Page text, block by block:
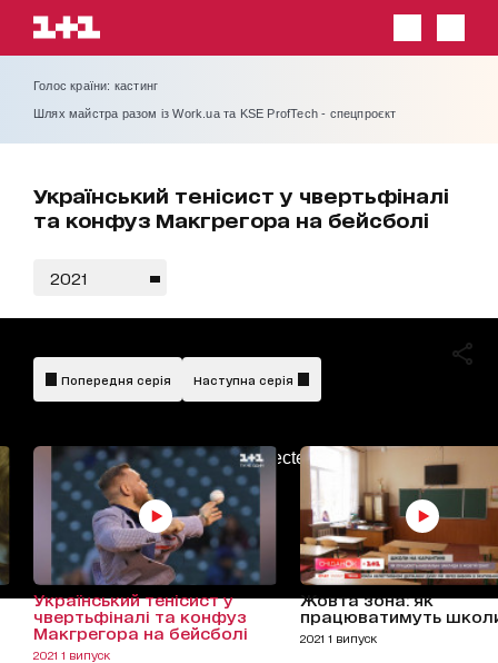
Голос країни: кастинг
Шлях майстра разом із Work.ua та KSE ProfTech - спецпроєкт
Український тенісист у чвертьфіналі
та конфуз Макгрегора на бейсболі
2021
AdBlockDetected!
Попередня серія Наступна серія
Український тенісист у
чвертьфіналі та конфуз
Макгрегора на бейсболі
2021 1 випуск
Жовта зона: як
працюватимуть
2021 1 випуск